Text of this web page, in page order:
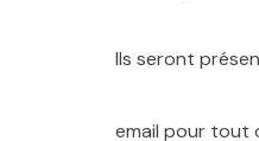
Ils seront
email pour tout